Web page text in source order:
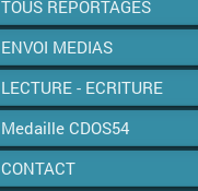
TOUS REPORTAGES
ENVOI MEDIAS
LECTURE - ECRITURE
Medaille CDOS54
CONTACT